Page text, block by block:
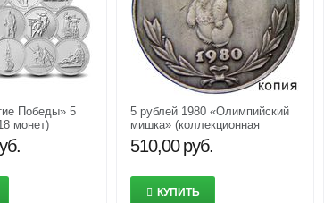
Победы» 5
монет)
5 рублей 1980 «Олимпийский
мишка» (коллекционная
сувенирная монета)
510,00 руб.
КУПИТЬ